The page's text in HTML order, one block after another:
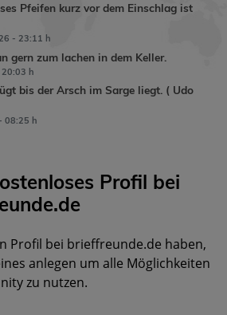
Pfeifen kurz vor dem Einschlag ist
- 23:11 h
gern zum lachen in dem Keller.
h
bis der Arsch im Sarge liegt. ( Udo
08:25 h
Profil bei
Profil bei brieffreunde.de haben,
anlegen um alle Möglichkeiten
zu nutzen.